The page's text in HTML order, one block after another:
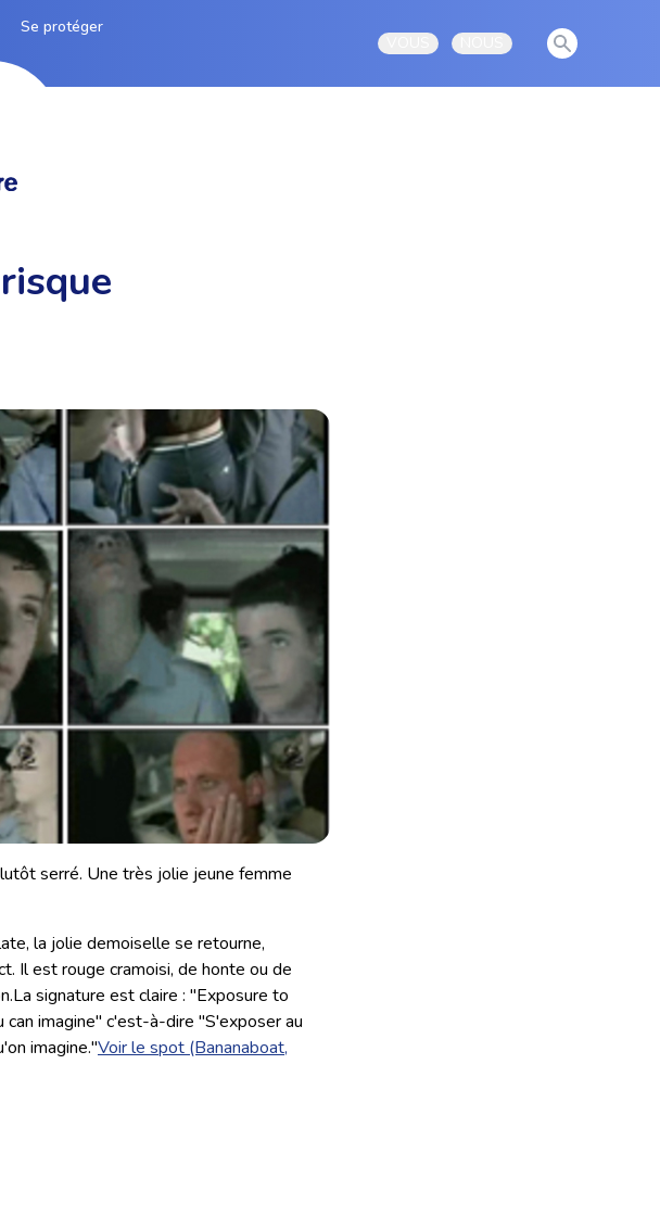
Se protéger
Open user menuOpen user menu
View
serré. Une très jolie jeune femme
la jolie demoiselle se retourne,
Il est rouge cramoisi, de honte ou de
signature est claire : "Exposure to
imagine" c'est-à-dire "S'exposer au
imagine."Voir le spot (Bananaboat,